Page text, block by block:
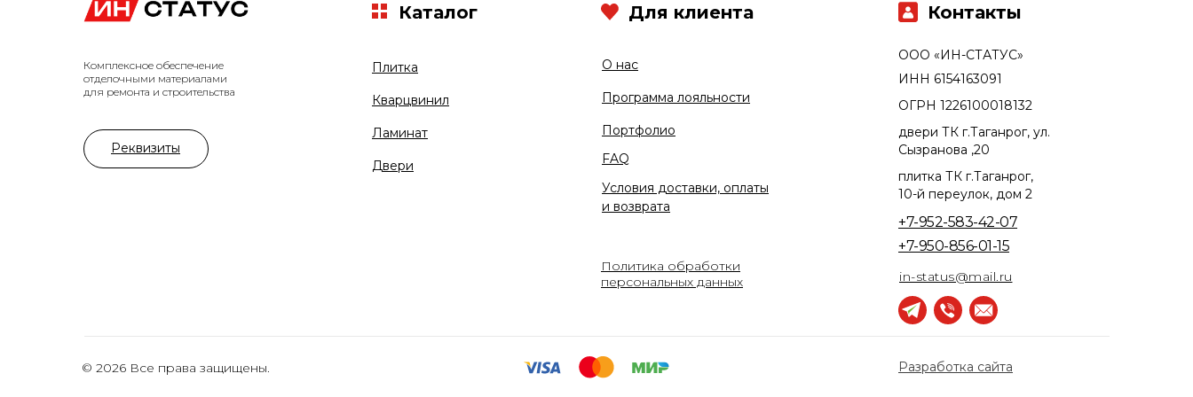
© 2026 Все права защищены.
Политика обработки
персональных данных
Комплексное обеспечение
отделочными материалами
для ремонта и строительства
Плитка
Кварцвинил
+7-950-856-01-15
+7-952-583-42-07
О нас
Ламинат
Программа лояльности
Двери
Портфолио
ООО «ИН-СТАТУС»
плитка ТК г.Таганрог,
10-й переулок, дом 2
двери ТК г.Таганрог, ул.
Сызранова ,20
ОГРН 1226100018132
ИНН 6154163091
Разработка сайта
Условия доставки, оплаты
и возврата
FAQ
Каталог
in-status@mail.ru
Контакты
Для клиента
Реквизиты